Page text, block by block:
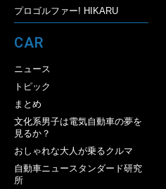
プロゴルファー! HIKARU
CAR
ニュース
トピック
まとめ
文化系男子は電気自動車の夢を
見るか？
おしゃれな大人が乗るクルマ
自動車ニュースタンダード研究
所